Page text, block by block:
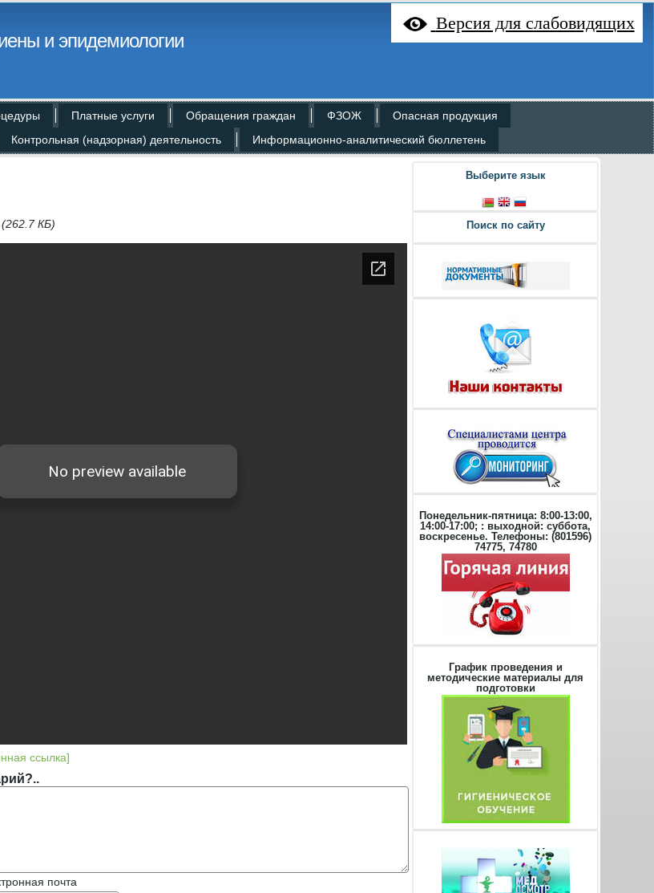
Версия для слабовидящих
и эпидемиологии
Платные услуги Обращения граждан ФЗОЖ
Опасная продукция
Контрольная (надзорная) деятельность Информационно-аналитический бюллетень
(262.7 КБ)
ссылка]
почта
Выберите язык
Поиск по сайту
Понедельник-пятница: 8:00-13:00,
14:00-17:00; : выходной: суббота,
воскресенье. Телефоны: (801596)
74775, 74780
График проведения и
методические материалы для
подготовки